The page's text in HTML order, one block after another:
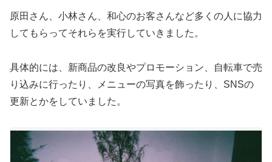
原田さん、小林さん、和心のお客さんなど多くの人に協力
してもらってそれらを実行していきました。
具体的には、新商品の改良やプロモーション、自転車で売
り込みに行ったり、メニューの写真を飾ったり、SNSの
更新とかをしていました。